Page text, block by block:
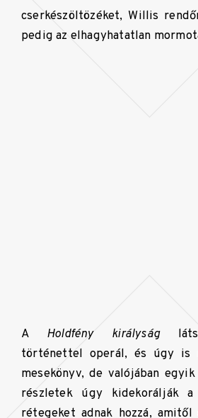
cserkészöltözéket, Willis
pedig az elhagyhatatlan
A Holdfény királyság
történettel operál, és úgy is
mesekönyv, de valójában
részletek úgy kidekorálják
rétegeket adnak hozzá,